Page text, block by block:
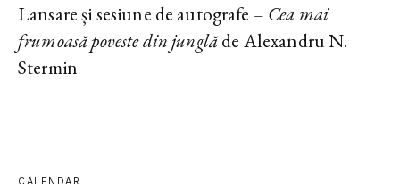
Lansare și sesiune de autografe – Cea mai
frumoasă poveste din junglăde Alexandru N.
Stermin
CALENDAR